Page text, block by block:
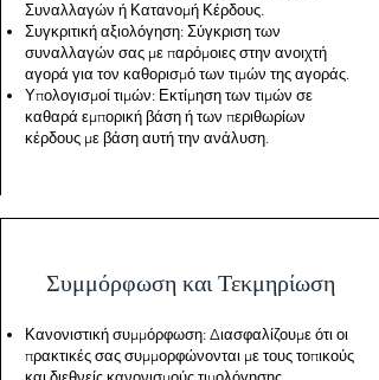
Συναλλαγών ή Κατανομή Κέρδους.
Συγκριτική αξιολόγηση: Σύγκριση των
συναλλαγών σας με παρόμοιες στην ανοιχτή
αγορά για τον καθορισμό των τιμών της αγοράς.
Υπολογισμοί τιμών: Εκτίμηση των τιμών σε
καθαρά εμπορική βάση ή των περιθωρίων
κέρδους με βάση αυτή την ανάλυση.
Συμμόρφωση και Τεκμηρίωση
Κανονιστική συμμόρφωση: Διασφαλίζουμε ότι οι
πρακτικές σας συμμορφώνονται με τους τοπικούς